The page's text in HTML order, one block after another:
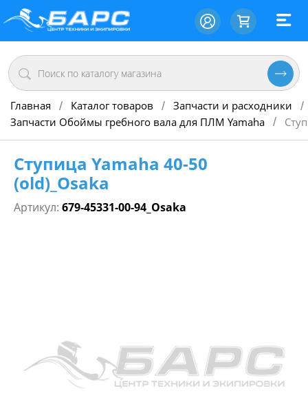
Главная / Каталог товаров / Запчасти и расходники
/
Запчасти Обоймы гребного вала для ПЛМ Yamaha /
Ступица Yamaha 40-50
(old)_Osaka
Артикул: 679-45331-00-94_Osaka